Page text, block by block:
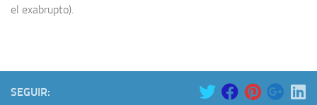
el exabrupto).
SEGUIR: